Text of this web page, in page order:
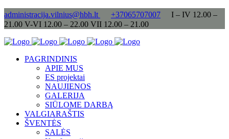
administracija.vilnius@hbh.lt +37065707007
I – IV 12.00 –
21.00 V-VI 12.00 – 22.00 VII 12.00 – 21.00
PAGRINDINIS
APIE MUS
ES projektai
NAUJIENOS
GALERIJA
SIŪLOME DARBĄ
VALGIARAŠTIS
ŠVENTĖS
SALĖS